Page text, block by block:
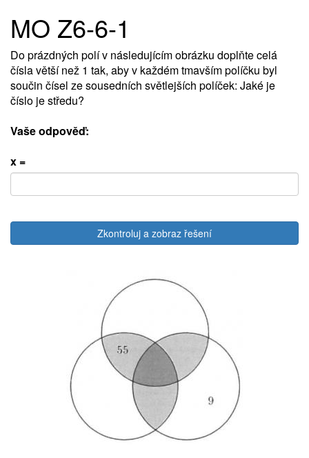
MO Z6-6-1
Do prázdných polí v následujícím obrázku doplňte celá
čísla větší než 1 tak, aby v každém tmavším políčku byl
součin čísel ze sousedních světlejších políček: Jaké je
číslo je středu?
Vaše odpověď:
x =
Zkontroluj a zobraz řešení